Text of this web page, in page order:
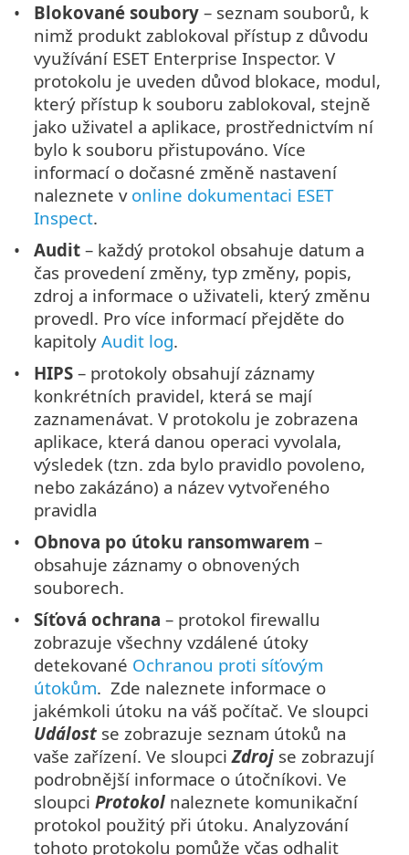
Blokované soubory – seznam souborů, k
nimž produkt zablokoval přístup z důvodu
využívání ESET Enterprise Inspector. V
protokolu je uveden důvod blokace, modul,
který přístup k souboru zablokoval, stejně
jako uživatel a aplikace, prostřednictvím ní
bylo k souboru přistupováno. Více
informací o dočasné změně nastavení
naleznete v online dokumentaci ESET
Inspect.
Audit – každý protokol obsahuje datum a
čas provedení změny, typ změny, popis,
zdroj a informace o uživateli, který změnu
provedl. Pro více informací přejděte do
kapitolyAudit log.
HIPS – protokoly obsahují záznamy
konkrétních pravidel, která se mají
zaznamenávat. V protokolu je zobrazena
aplikace, která danou operaci vyvolala,
výsledek (tzn. zda bylo pravidlo povoleno,
nebo zakázáno) a název vytvořeného
pravidla
Obnova po útoku ransomwarem –
obsahuje záznamy o obnovených
souborech.
Síťová ochrana – protokol firewallu
zobrazuje všechny vzdálené útoky
detekované Ochranou proti síťovým
útokům. Zde naleznete informace o
jakémkoli útoku na váš počítač. Ve sloupci
Událost se zobrazuje seznam útoků na
vaše zařízení. Ve sloupciZdroj se zobrazují
podrobnější informace o útočníkovi. Ve
sloupciProtokol naleznete komunikační
protokol použitý při útoku. Analyzování
tohoto protokolu pomůže včas odhalit